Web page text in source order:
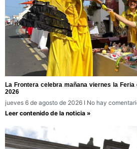
La Frontera celebra mañana viernes la
2026
jueves 6 de agosto de 2026
No hay
Leer contenido de la noticia »